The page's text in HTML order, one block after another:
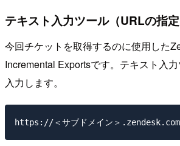
テキスト入力ツール（URLの指定
今回チケットを取得するのに使用した
Incremental Exportsです。テキスト入
入力します。
https://＜サブドメイン＞